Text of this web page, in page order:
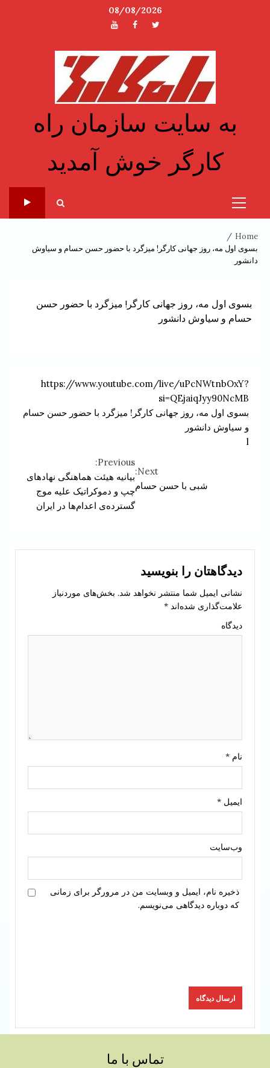
08/08/2026
توئیترفیسبوکیوتیوب
به سایت سازمان راه
کارگر خوش آمدید
Primary
Home
بسوی اول مه، روز جهانی کارگر! میزگرد با حضور حسن حسام و سیاوش
دانشور
بسوی اول مه، روز جهانی کارگر! میزگرد با حضور حسن
حسام و سیاوش دانشور
https://www.youtube.com/live/uPcNWtnbOxY?
si=QEjaiqJyy90NcMB
بسوی اول مه، روز جهانی کارگر! میزگرد با حضور حسن حسام
و سیاوش دانشور
l
Reading
Previous:
بیانیه هیئت هماهنگی نهادهای
چپ و دموکراتیک علیه موج
گسترده‌ی اعدام‌ها در ایران
Next:
شبی با حسن حسام
دیدگاهتان را بنویسید
نشانی ایمیل شما منتشر نخواهد شد. بخش‌های موردنیاز
علامت‌گذاری شده‌اند *
دیدگاه
نام *
ایمیل *
وب‌سایت
ذخیره نام، ایمیل و وبسایت من در مرورگر برای زمانی
که دوباره دیدگاهی می‌نویسم.
تماس با ما